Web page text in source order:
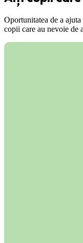
Oportunitatea de a
copii care au nevoie de